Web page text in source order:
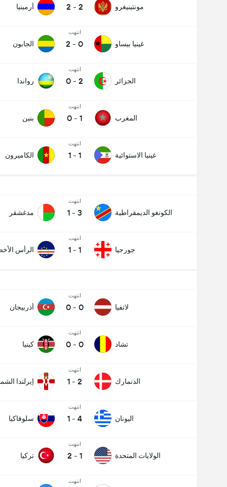
مونتينيغرو 2
-
2 أرمينيا
غينيا بيساو
انتهت
0
-
2 الجابون
الجزائر
انتهت
2
-
0 رواندا
المغرب
انتهت
1
-
0 بنين
غينيا الاستوائية
انتهت
1
-
1 الكاميرون
الكونغو الديمقراطية
انتهت
3
-
1 مدغشقر
جورجيا
انتهت
1
-
1 الرأس
لاتفيا
انتهت
0
-
0 أذربيجان
تشاد
انتهت
0
-
0 كينيا
الدنمارك
انتهت
2
-
1 إيرلندا
اليونان
انتهت
4
-
1 سلوفاكيا
الولايات المتحدة
انتهت
1
-
2 تركيا
انتهت